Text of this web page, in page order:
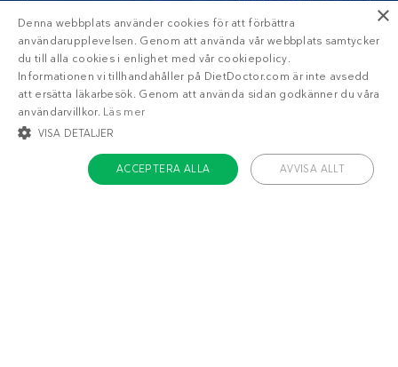
Liknande recept
×
Denna webbplats använder cookies för att förbättra
användarupplevelsen. Genom att använda vår webbplats samtycker
du till alla cookies i enlighet med vår cookiepolicy.
Informationen vi tillhandahåller på DietDoctor.com är inte avsedd
att ersätta läkarbesök. Genom att använda sidan godkänner du våra
användarvillkor. Läs mer
VISA DETALJER
ACCEPTERA ALLA AVVISA ALLT